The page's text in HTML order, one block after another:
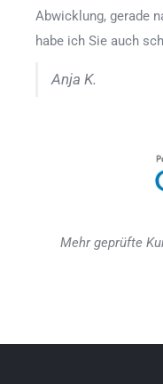
Abwicklung, gerade
habe ich Sie auch
Anja K.
Mehr geprüfte